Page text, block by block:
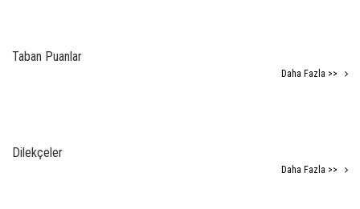
Taban Puanlar
Daha Fazla >>
Dilekçeler
Daha Fazla >>